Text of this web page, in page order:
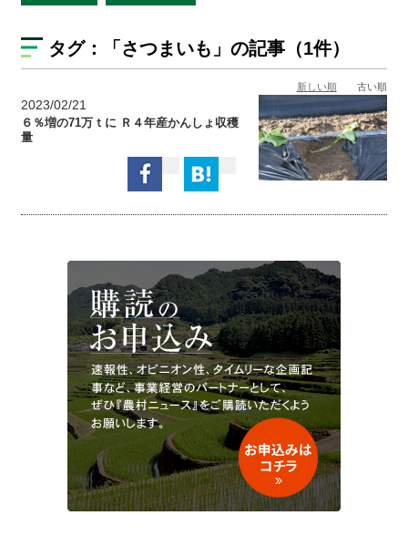
タグ： 「さつまいも」の記事（1件）
新しい順 古い順
2023/02/21
６％増の71万ｔに Ｒ４年産かんしょ収穫
量